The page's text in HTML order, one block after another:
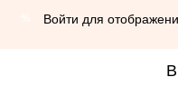
Войти для